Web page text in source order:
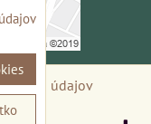
údajov